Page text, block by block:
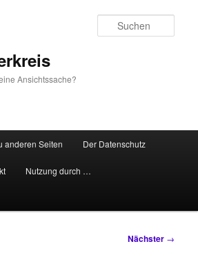
Ansichtssache?
anderen Seiten Der Datenschutz
Nutzung durch …
Nächster →